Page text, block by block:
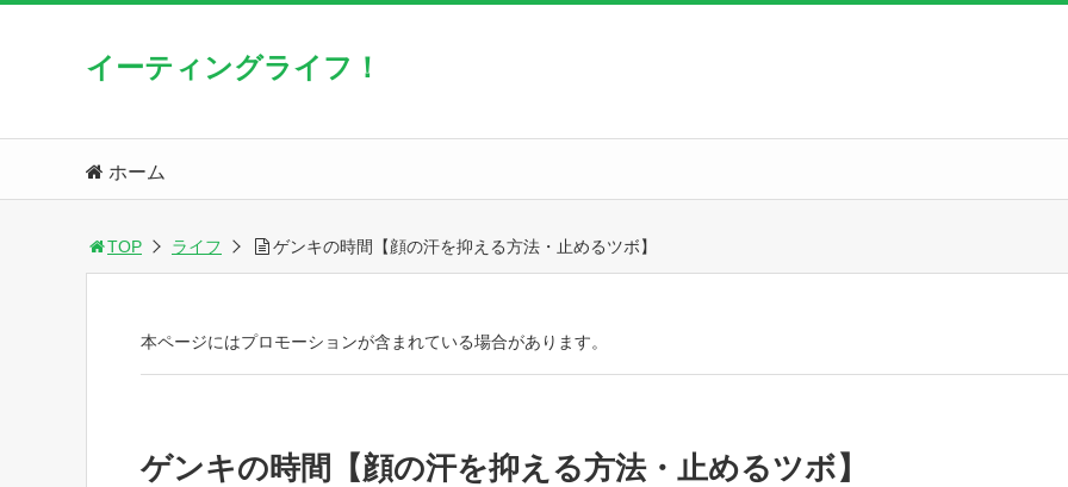
イーティングライフ！
ホーム
TOP ライフ ゲンキの時間【顔の汗を抑える方法・止めるツボ】
本ページにはプロモーションが含まれている場合があります。
ゲンキの時間【顔の汗を抑える方法・止めるツボ】